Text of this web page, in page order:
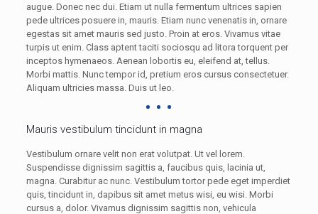
augue. Donec nec dui. Etiam ut nulla fermentum ultrices sapien
pede ultrices posuere in, mauris. Etiam nunc venenatis in, ornare
egestas sit amet mauris sed justo. Proin at eros. Vivamus vitae
turpis ut enim. Class aptent taciti sociosqu ad litora torquent per
inceptos hymenaeos. Aenean lobortis eu, eleifend at, tellus.
Morbi mattis. Nunc tempor id, pretium eros cursus consectetuer.
Aliquam ultricies massa. Duis ut leo.
Mauris vestibulum tincidunt in magna
Vestibulum ornare velit non erat volutpat. Ut vel lorem.
Suspendisse dignissim sagittis a, faucibus quis, lacinia ut,
magna. Curabitur ac nunc. Vestibulum tortor pede eget imperdiet
quis, tincidunt in, dapibus sit amet metus wisi, eu wisi. Morbi
cursus a, dolor. Vivamus dignissim sagittis non, vehicula